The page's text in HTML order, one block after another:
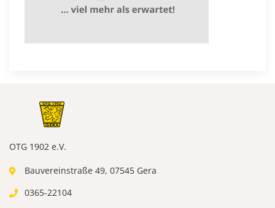
OTG 1902 e.V.
Bauvereinstraße 49, 07545 Gera
0365-22104